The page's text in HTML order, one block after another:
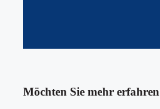
Möchten Sie mehr